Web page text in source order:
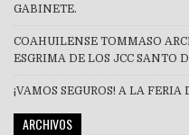
GABINETE.
COAHUILENSE TOMMASO
ESGRIMA DE LOS JCC SANTO
¡VAMOS SEGUROS! A LA
ARCHIVOS